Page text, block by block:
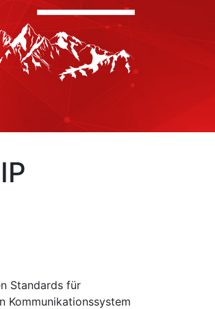
Standards für
Kommunikationssystem